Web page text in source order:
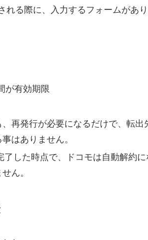
れる際に、入力するフォームがあ
が有効期限
再発行が必要になるだけで、転出
はありません。
した時点で、ドコモは自動解約
ん。